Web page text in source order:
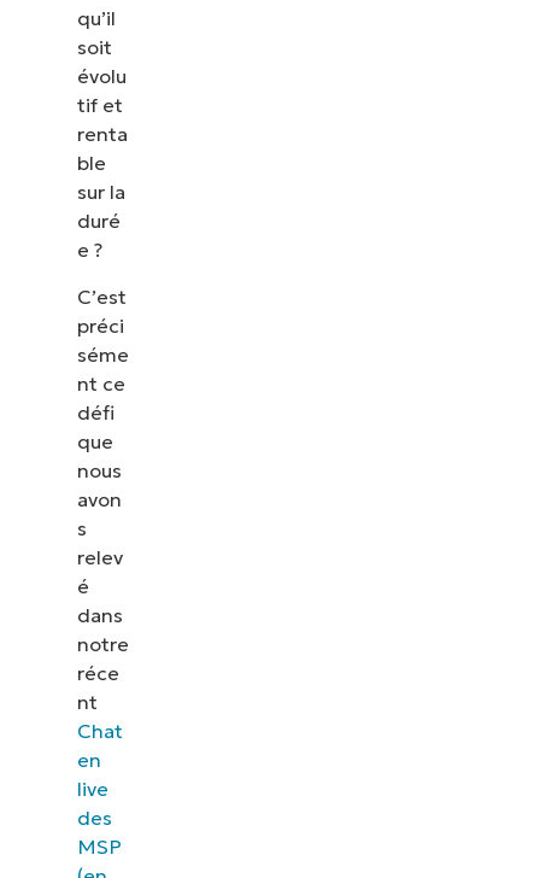
qu’il
soit
évolu
tif et
renta
ble
sur la
duré
e ?
C’est
préci
séme
nt ce
défi
que
nous
avon
s
relev
é
dans
notre
réce
nt
Chat
en
live
des
MSP